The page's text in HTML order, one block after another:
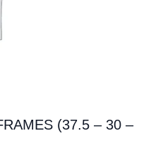
(37.5 – 30 –